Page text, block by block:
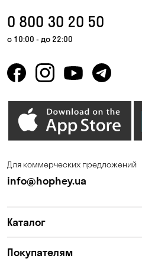
Горишние Плавни
Елизаветовка
Калиновка
Киев
0 800 30 20 50
с 10:00 - до 22:00
Для коммерческих предложений
info@hophey.ua
Каталог
Покупателям